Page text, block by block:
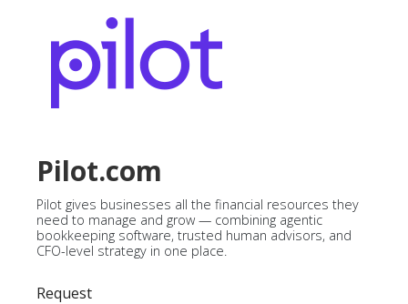
Pilot.com
Pilot gives businesses all the financial resources they
need to manage and grow — combining agentic
bookkeeping software, trusted human advisors, and
CFO-level strategy in one place.
Request